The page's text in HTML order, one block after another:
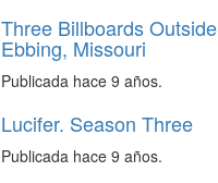
Three Billboards Outside
Ebbing, Missouri
Publicada hace 9 años.
Lucifer. Season Three
Publicada hace 9 años.